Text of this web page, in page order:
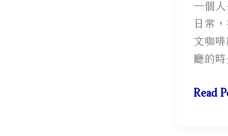
繁
榮
歲
一個
日常
文咖
廳的
一
Read